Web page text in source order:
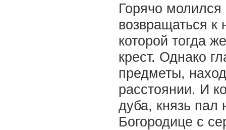
Горячо молился
возвращаться к
которой тогда
крест. Однако
предметы,
расстоянии. И
дуба, князь пал
Богородице с